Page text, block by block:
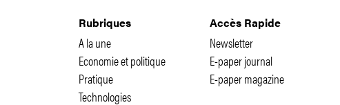
Rubriques
A la une
Economie et politique
Pratique
Technologies
Accès Rapide
Newsletter
E-paper journal
E-paper magazine